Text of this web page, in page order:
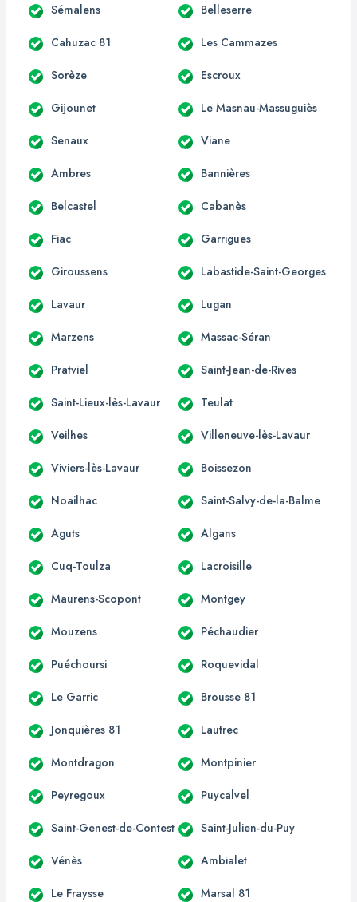
Sémalens Belleserre
Cahuzac 81 Les Cammazes
Sorèze Escroux
Gijounet Le Masnau-Massuguiès
Senaux Viane
Ambres Bannières
Belcastel Cabanès
Fiac Garrigues
Giroussens Labastide-Saint-Georges
Lavaur Lugan
Marzens Massac-Séran
Pratviel Saint-Jean-de-Rives
Saint-Lieux-lès-Lavaur Teulat
Veilhes Villeneuve-lès-Lavaur
Viviers-lès-Lavaur Boissezon
Noailhac Saint-Salvy-de-la-Balme
Aguts Algans
Cuq-Toulza Lacroisille
Maurens-Scopont Montgey
Mouzens Péchaudier
Puéchoursi Roquevidal
Le Garric Brousse 81
Jonquières 81 Lautrec
Montdragon Montpinier
Peyregoux Puycalvel
Saint-Genest-de-Contest Saint-Julien-du-Puy
Vénès Ambialet
Le Fraysse Marsal 81